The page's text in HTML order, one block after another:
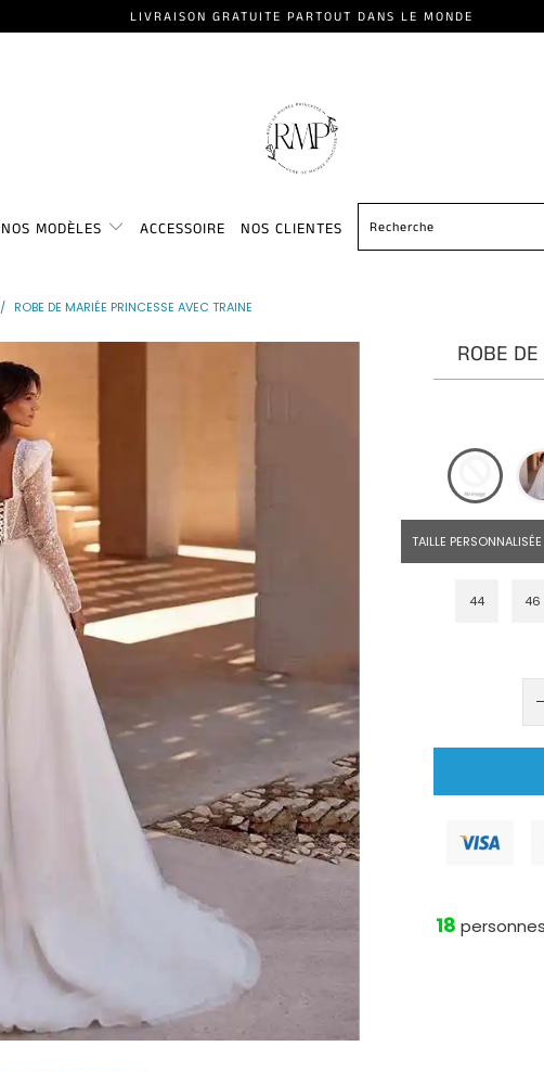
LIVRAISON GRATUITE PARTOUT DANS LE MONDE
NOS MODÈLES ACCESSOIRE NOS CLIENTES
/ ROBE DE MARIÉE PRINCESSE AVEC TRAINE
ROBE
TAILLE PERSONNALISÉE
44 46
18